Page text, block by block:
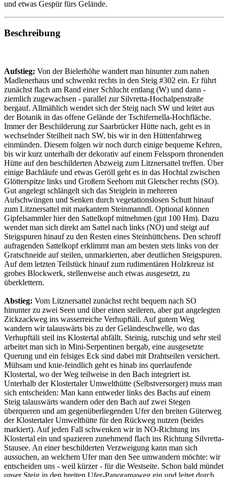
und etwas Gespür fürs Gelände.
Beschreibung
Aufstieg: Von der Bielerhöhe wandert man hinunter zum nahen
Madlenerhaus und schwenkt rechts in den Steig #302 ein. Er führt
zunächst flach am Rand einer Schlucht entlang (W) und dann -
ziemlich zugewachsen - parallel zur Silvretta-Hochalpenstraße
bergauf. Allmählich wendet sich der Steig nach SW und leitet aus
der Botanik in das offene Gelände der Tschifernella-Hochfläche.
Immer der Beschilderung zur Saarbrücker Hütte nach, geht es in
wechselnder Steilheit nach SW, bis wir in den Hüttenfahrweg
einmünden. Diesem folgen wir noch durch einige bequeme Kehren,
bis wir kurz unterhalb der dekorativ auf einem Felssporn thronenden
Hütte auf den beschilderten Abzweig zum Litznersattel treffen. Über
einige Bachläufe und etwas Geröll geht es in das Hochtal zwischen
Glötterspitze links und Großem Seehorn mit Gletscher rechts (SO).
Gut angelegt schlängelt sich das Steiglein in mehreren
Aufschwüngen und Senken durch vegetationslosen Schutt hinauf
zum Litznersattel mit markantem Steinmanndl. Optional können
Gipfelsammler hier den Sattelkopf mitnehmen (gut 100 Hm). Dazu
wendet man sich direkt am Sattel nach links (NO) und steigt auf
Steigspuren hinauf zu den Resten eines Steinhüttchens. Den schroff
aufragenden Sattelkopf erklimmt man am besten stets links von der
Gratschneide auf steilen, unmarkierten, aber deutlichen Steigspuren.
Auf dem letzten Teilstück hinauf zum rudimentären Holzkreuz ist
grobes Blockwerk, stellenweise auch etwas ausgesetzt, zu
überklettern.
Abstieg: Vom Litznersattel zunächst recht bequem nach SO
hinunter zu zwei Seen und über einen steileren, aber gut angelegten
Zickzackweg ins wasserreiche Verhupftäli. Auf gutem Weg
wandern wir talauswärts bis zu der Geländeschwelle, wo das
Verhupftäli steil ins Klostertal abfällt. Steinig, rutschig und sehr steil
arbeitet man sich in Mini-Serpentinen bergab, eine ausgesetzte
Querung und ein felsiges Eck sind dabei mit Drahtseilen versichert.
Mühsam und knie-feindlich geht es hinab ins querlaufende
Klostertal, wo der Weg teilweise in den Bach integriert ist.
Unterhalb der Klostertaler Umwelthütte (Selbstversorger) muss man
sich entscheiden: Man kann entweder links des Bachs auf einem
Steig talauswärts wandern oder den Bach auf zwei Stegen
überqueren und am gegenüberliegenden Ufer den breiten Güterweg
der Klostertaler Umwelthütte für den Rückweg nutzen (beides
markiert). Auf jeden Fall schwenken wir in NO-Richtung ins
Klostertal ein und spazieren zunehmend flach ins Richtung Silvretta-
Stausee. An einer beschilderten Verzweigung kann man sich
aussuchen, an welchem Ufer man den See umwandern möchte: wir
entscheiden uns - weil kürzer - für die Westseite. Schon bald mündet
unser Steig in den breiten Ufer-Panoramaweg ein und leitet durch